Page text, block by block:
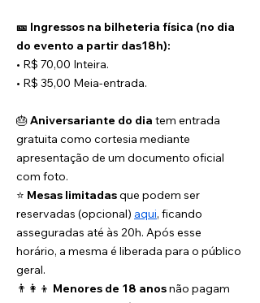
🎫 Ingressos na bilheteria física (no dia
do evento a partir das18h):
• R$ 70,00 Inteira.
• R$ 35,00 Meia-entrada.
🎂 Aniversariante do dia tem entrada
gratuita como cortesia mediante
apresentação de um documento oficial
com foto.
⭐️ Mesas limitadas que podem ser
reservadas (opcional) aqui, ficando
asseguradas até às 20h. Após esse
horário, a mesma é liberada para o público
geral.
👨‍👩‍👦 Menores de 18 anos não pagam